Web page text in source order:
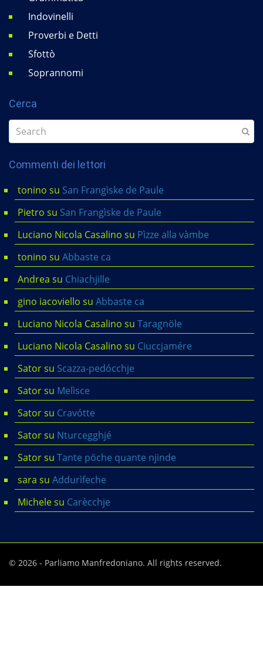
Indovinelli
Proverbi e Detti
Sfottò
Soprannomi
Cerca
Commenti dei lettori
tonino su San Frangìske de Paule
Pietro su San Frangìske de Paule
Luciano Nicola Casalino su Pìzze alla vàmbe
tonino su Abbaste ca
Andrea su Chiachjille
gino iacoviello su Abbaste ca
Luciano Nicola Casalino su Taragnöle
Luciano Nicola Casalino su Ciuccjamére
Satorsu Scazza-pedócchje
Satorsu Melìsce
Satorsu Cravótte
Satorsu Nturcegghjé
Satorsu Tante pöche quante njinde
sara su Addurìfeche
Michelesu Carècchje
© 2026 - Parliamo Manfredoniano. All rights reserved.